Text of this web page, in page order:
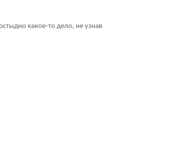
какое-то дело, не узнав